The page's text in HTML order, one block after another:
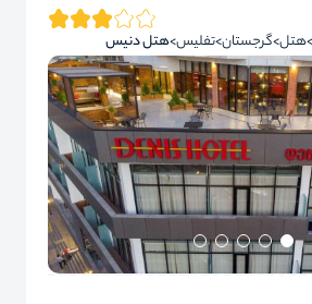
هتل گرجستان تفلیس هتل دنیس